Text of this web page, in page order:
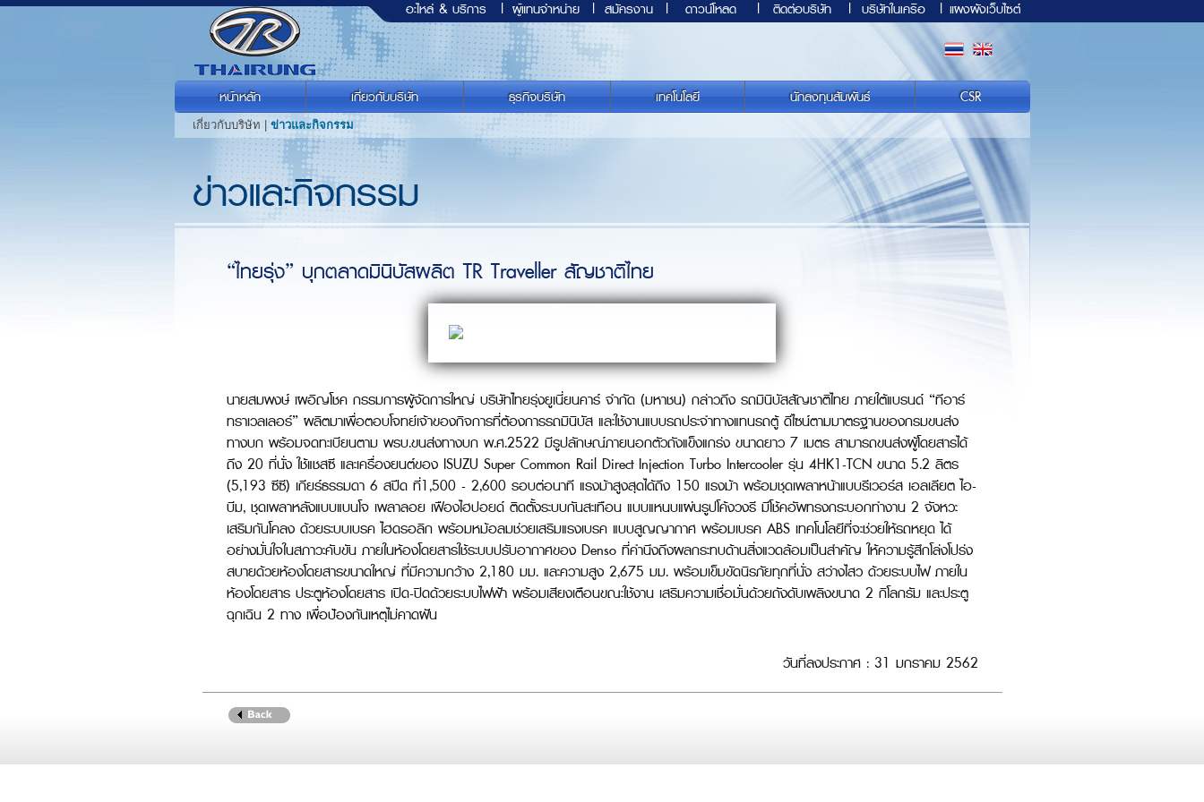
อะไหล่ & บริการ | ผู้แทนจำหน่าย | สมัครงาน | ดาวน์โหลด | ติดต่อบริษัท | บริษัทในเครือ | แผงผังเว็บไซต์
หน้าหลัก เกี่ยวกับบริษัท ธุรกิจบริษัท เทคโนโลยี นักลงทุนสัมพันธ์ CSR
เกี่ยวกับบริษัท | ข่าวและกิจกรรม
ข่าวและกิจกรรม
“ไทยรุ่ง” บุกตลาดมินิบัสผลิต TR Traveller สัญชาติไทย
นายสมพงษ์ เผอิญโชค กรรมการผู้จัดการใหญ่ บริษัทไทยรุ่งยูเนี่ยนคาร์ จำกัด (มหาชน) กล่าวถึง รถมินิบัสสัญชาติไทย ภายใต้แบรนด์ “ทีอาร์
ทราเวลเลอร์” ผลิตมาเพื่อตอบโจทย์เจ้าของกิจการที่ต้องการรถมินิบัส และใช้งานแบบรถประจำทางแทนรถตู้ ดีไซน์ตามมาตรฐานของกรมขนส่ง
ทางบก พร้อมจดทะเบียนตาม พรบ.ขนส่งทางบก พ.ศ.2522 มีรูปลักษณ์ภายนอกตัวถังแข็งแกร่ง ขนาดยาว 7 เมตร สามารถขนส่งผู้โดยสารได้
ถึง 20 ที่นั่ง ใช้แชสซี และเครื่องยนต์ของ ISUZU Super Common Rail Direct Injection Turbo Intercooler รุ่น 4HK1-TCN ขนาด 5.2 ลิตร
(5,193 ซีซี) เกียร์ธรรมดา 6 สปีด ที่1,500 - 2,600 รอบต่อนาที แรงม้าสูงสุดได้ถึง 150 แรงม้า พร้อมชุดเพลาหน้าแบบรีเวอร์ส เอลเลียต ไอ-
บีม, ชุดเพลาหลังแบบแบนโจ เพลาลอย เฟืองไฮปอยด์ ติดตั้งระบบกันสะเทือน แบบแหนบแผ่นรูปโค้งวงรี มีโช้คอัพทรงกระบอกทำงาน 2 จังหวะ
เสริมกันโคลง ด้วยระบบเบรค ไฮดรอลิก พร้อมหม้อลมช่วยเสริมแรงเบรค แบบสูญญากาศ พร้อมเบรค ABS เทคโนโลยีที่จะช่วยให้รถหยุด ได้
อย่างมั่นใจในสภาวะคับขัน ภายในห้องโดยสารใช้ระบบปรับอากาศของ Denso ที่คำนึงถึงผลกระทบด้านสิ่งแวดล้อมเป็นสำคัญ ให้ความรู้สึกโล่งโปร่ง
สบายด้วยห้องโดยสารขนาดใหญ่ ที่มีความกว้าง 2,180 มม. และความสูง 2,675 มม. พร้อมเข็มขัดนิรภัยทุกที่นั่ง สว่างไสว ด้วยระบบไฟ ภายใน
ห้องโดยสาร ประตูห้องโดยสาร เปิด-ปิดด้วยระบบไฟฟ้า พร้อมเสียงเตือนขณะใช้งาน เสริมความเชื่อมั่นด้วยถังดับเพลิงขนาด 2 กิโลกรัม และประตู
ฉุกเฉิน 2 ทาง เพื่อป้องกันเหตุไม่คาดฝัน
วันที่ลงประกาศ : 31 มกราคม 2562